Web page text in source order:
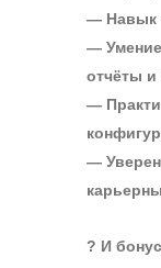
— Навык
—
отчёты и
—
—
? И